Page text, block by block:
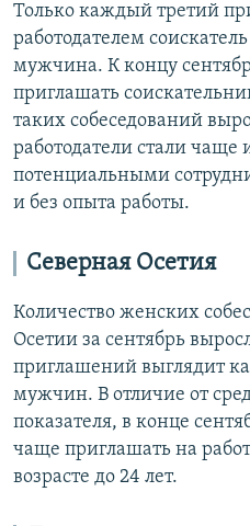
Только каждый третий
работодателем
мужчина. К концу
приглашать
таких собеседований
работодатели стали чаще
потенциальными
и без опыта работы.
Северная Осетия
Количество женских
Осетии за сентябрь
приглашений выглядит
мужчин. В отличие от
показателя, в конце
чаще приглашать на
возрасте до 24 лет.